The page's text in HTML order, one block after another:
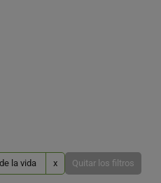
la vida x Quitar los filtros